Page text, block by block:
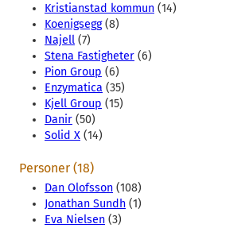
Kristianstad kommun (14)
Koenigsegg(8)
Najell (7)
Stena Fastigheter (6)
Pion Group (6)
Enzymatica (35)
Kjell Group (15)
Danir (50)
Solid X (14)
Personer (18)
Dan Olofsson (108)
Jonathan Sundh (1)
Eva Nielsen (3)